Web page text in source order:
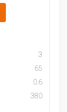
3
65
0.6
380